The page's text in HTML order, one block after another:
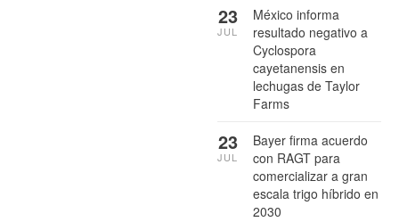
México informa
resultado negativo a
Cyclospora
cayetanensis en
lechugas de Taylor
Farms
23
JUL
Bayer firma acuerdo
con RAGT para
comercializar a gran
escala trigo híbrido en
2030
23
JUL